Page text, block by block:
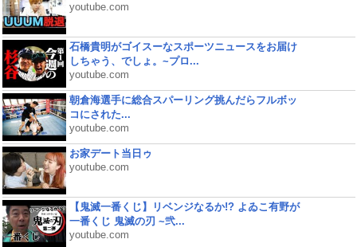
youtube.com
石橋貴明がゴイスーなスポーツニュースをお届け
しちゃう、でしょ。~プロ...
youtube.com
朝倉海選手に総合スパーリング挑んだらフルボッ
コにされた...
youtube.com
お家デート当日ゥ
youtube.com
【鬼滅一番くじ】リベンジなるか!? よゐこ有野が
一番くじ 鬼滅の刃 ~弐...
youtube.com